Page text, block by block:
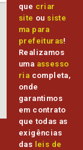
que criar
site ou siste
ma para
prefeituras!
Realizamos
uma assesso
ria completa,
onde
garantimos
em contrato
que todas as
exigências
das leis de